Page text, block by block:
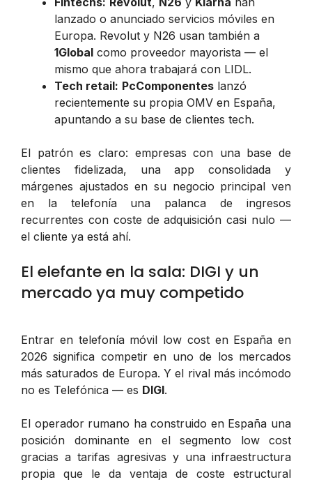
lanzado o anunciado servicios móviles en
Europa. Revolut y N26 usan también a
1Global como proveedor mayorista — el
mismo que ahora trabajará con LIDL.
Tech retail: PcComponentes lanzó
recientemente su propia OMV en España,
apuntando a su base de clientes tech.
El patrón es claro: empresas con una base de
clientes fidelizada, una app consolidada y
márgenes ajustados en su negocio principal ven
en la telefonía una palanca de ingresos
recurrentes con coste de adquisición casi nulo —
el cliente ya está ahí.
El elefante en la sala: DIGI y un
mercado ya muy competido
Entrar en telefonía móvil low cost en España en
2026 significa competir en uno de los mercados
más saturados de Europa. Y el rival más incómodo
no es Telefónica — es DIGI.
El operador rumano ha construido en España una
posición dominante en el segmento low cost
gracias a tarifas agresivas y una infraestructura
propia que le da ventaja de coste estructural